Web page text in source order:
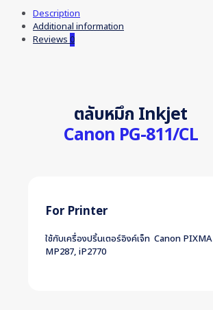
Description
Additional information
Reviews0
ตลับหมึก Inkjet
Canon PG-811/CL
For Printer
ใช้กับเครื่องปริ้นเตอร์อิงค์เจ็ท Canon PIXMA
MP287, iP2770